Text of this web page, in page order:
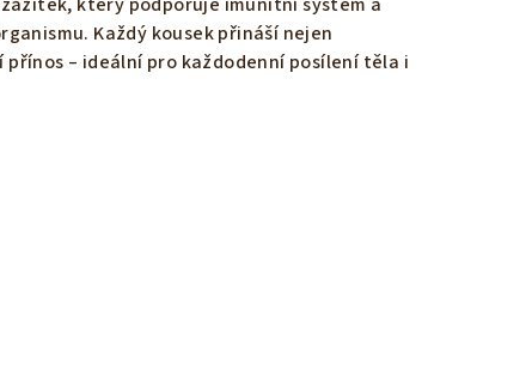
Každý kousek přináší nejen
– ideální pro každodenní posílení těla i